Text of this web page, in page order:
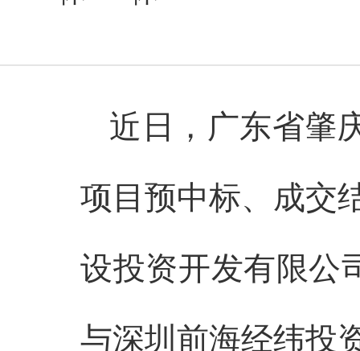
近日，广东省肇
项目预中标、成交
设投资开发有限公
与深圳前海经纬投